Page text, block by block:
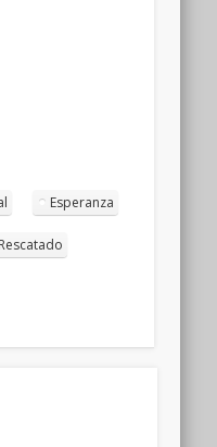
Esperanza
Rescatado